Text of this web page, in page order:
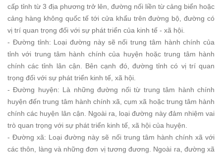
cấp tỉnh từ 3 địa phương trở lên, đường nối liền từ cảng biển hoặc
cảng hàng không quốc tế tới cửa khẩu trên đường bộ, đường có
vị trí quan trọng đối với sự phát triển của kinh tế - xã hội.
- Đường tỉnh: Loại đường này sẽ nối trung tâm hành chính của
tỉnh với trung tâm hành chính của huyện hoặc trung tâm hành
chính các tỉnh lân cận. Bên cạnh đó, đường tỉnh có vị trí quan
trọng đối với sự phát triển kinh tế, xã hội.
- Đường huyện: Là những đường nối từ trung tâm hành chính
huyện đến trung tâm hành chính xã, cụm xã hoặc trung tâm hành
chính các huyện lân cận. Ngoài ra, loại đường này đảm nhiệm vai
trò quan trọng với sự phát triển kinh tế, xã hội của huyện.
- Đường xã: Loại đường này sẽ nối trung tâm hành chính xã với
các thôn, làng và những đơn vị tương đương. Ngoài ra, đường xã